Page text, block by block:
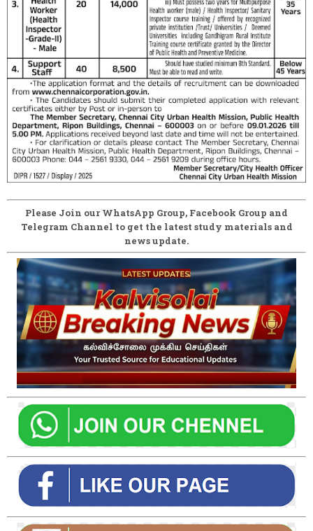
Please Join our WhatsApp Group, Facebook Group and
Telegram Channel to get the latest study materials and
news update.